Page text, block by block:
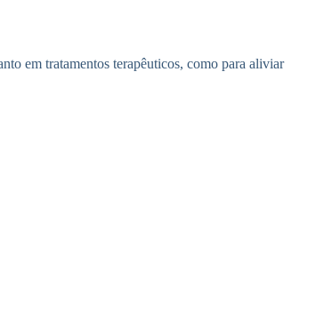
em tratamentos terapêuticos, como para aliviar